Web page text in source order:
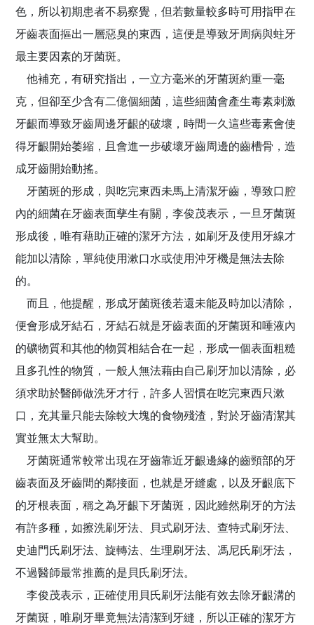
色，所以初期患者不易察覺，但若數量較多時可用指甲在
牙齒表面摳出一層惡臭的東西，這便是導致牙周病與蛀牙
最主要因素的牙菌斑。
他補充，有研究指出，一立方毫米的牙菌斑約重一毫
克，但卻至少含有二億個細菌，這些細菌會產生毒素刺激
牙齦而導致牙齒周邊牙齦的破壞，時間一久這些毒素會使
得牙齦開始萎縮，且會進一步破壞牙齒周邊的齒槽骨，造
成牙齒開始動搖。
牙菌斑的形成，與吃完東西未馬上清潔牙齒，導致口腔
內的細菌在牙齒表面孳生有關，李俊茂表示，一旦牙菌斑
形成後，唯有藉助正確的潔牙方法，如刷牙及使用牙線才
能加以清除，單純使用漱口水或使用沖牙機是無法去除
的。
而且，他提醒，形成牙菌斑後若還未能及時加以清除，
便會形成牙結石，牙結石就是牙齒表面的牙菌斑和唾液內
的礦物質和其他的物質相結合在一起，形成一個表面粗糙
且多孔性的物質，一般人無法藉由自己刷牙加以清除，必
須求助於醫師做洗牙才行，許多人習慣在吃完東西只漱
口，充其量只能去除較大塊的食物殘渣，對於牙齒清潔其
實並無太大幫助。
牙菌斑通常較常出現在牙齒靠近牙齦邊緣的齒頸部的牙
齒表面及牙齒間的鄰接面，也就是牙縫處，以及牙齦底下
的牙根表面，稱之為牙齦下牙菌斑，因此雖然刷牙的方法
有許多種，如擦洗刷牙法、貝式刷牙法、查特式刷牙法、
史迪門氏刷牙法、旋轉法、生理刷牙法、馮尼氏刷牙法，
不過醫師最常推薦的是貝氏刷牙法。
李俊茂表示，正確使用貝氏刷牙法能有效去除牙齦溝的
牙菌斑，唯刷牙畢竟無法清潔到牙縫，所以正確的潔牙方